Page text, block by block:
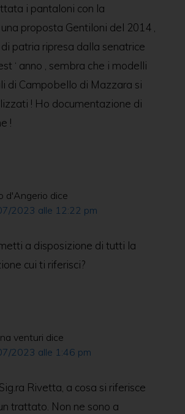
i pantaloni con la
proposta Gentiloni del 2014 ,
patria ripresa dalla senatrice
‘ anno , sembra che i modelli
di Campobello di Mazzara si
! Ho documentazione di
!
d'Angerio dice
2023 alle 12:22 pm
a disposizione di tutti la
cui ti riferisci?
venturi dice
2023 alle 1:46 pm
Rivetta, a cosa si riferisce
trattato. Non ne sono a